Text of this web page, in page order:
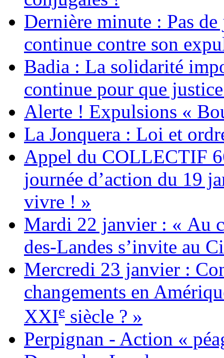
Dernière minute : Pas
continue contre son
Badia : La solidarité
continue pour que
Alerte ! Expulsions «
La Jonquera : Loi et
Appel du COLLECTIF
journée d’action du 19
vivre ! »
Mardi 22 janvier : « Au
des-Landes s’invite au
Mercredi 23 janvier :
changements en
XXIe siècle ? »
Perpignan - Action «